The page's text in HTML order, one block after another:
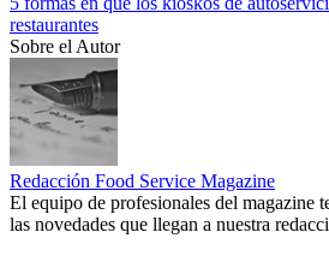
restaurantes
Sobre el Autor
Redacción Food Service Magazine
El equipo de profesionales del magazine
las novedades que llegan a nuestra